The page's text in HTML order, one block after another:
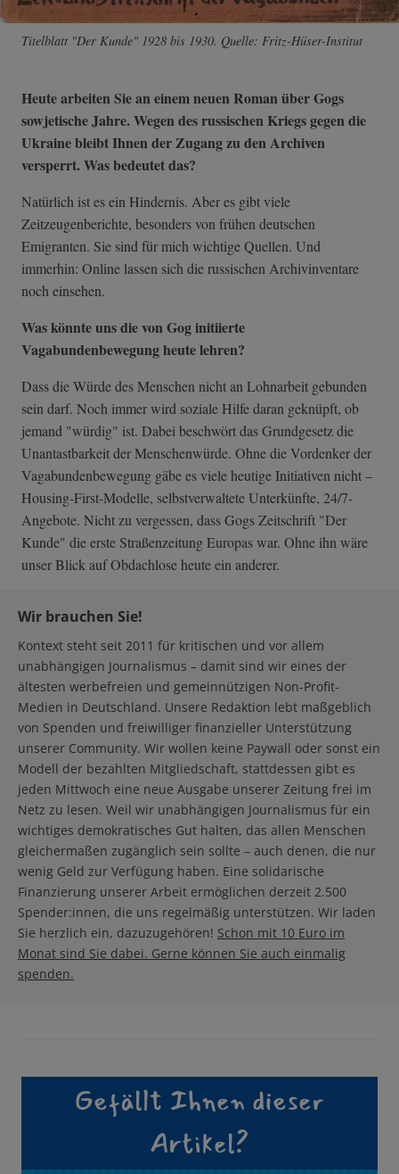
Titelblatt "Der Kunde" 1928 bis 1930. Quelle: Fritz-Hüser-Institut
Heute arbeiten Sie an einem neuen Roman über Gogs
sowjetische Jahre. Wegen des russischen Kriegs gegen die
Ukraine bleibt Ihnen der Zugang zu den Archiven
versperrt. Was bedeutet das?
Natürlich ist es ein Hindernis. Aber es gibt viele
Zeitzeugenberichte, besonders von frühen deutschen
Emigranten. Sie sind für mich wichtige Quellen. Und
immerhin: Online lassen sich die russischen Archivinventare
noch einsehen.
Was könnte uns die von Gog initiierte
Vagabundenbewegung heute lehren?
Dass die Würde des Menschen nicht an Lohnarbeit gebunden
sein darf. Noch immer wird soziale Hilfe daran geknüpft, ob
jemand "würdig" ist. Dabei beschwört das Grundgesetz die
Unantastbarkeit der Menschenwürde. Ohne die Vordenker der
Vagabundenbewegung gäbe es viele heutige Initiativen nicht –
Housing-First-Modelle, selbstverwaltete Unterkünfte, 24/7-
Angebote. Nicht zu vergessen, dass Gogs Zeitschrift "Der
Kunde" die erste Straßenzeitung Europas war. Ohne ihn wäre
unser Blick auf Obdachlose heute ein anderer.
Wir brauchen Sie!
Kontext steht seit 2011 für kritischen und vor allem
unabhängigen Journalismus – damit sind wir eines der
ältesten werbefreien und gemeinnützigen Non-Profit-
Medien in Deutschland. Unsere Redaktion lebt maßgeblich
von Spenden und freiwilliger finanzieller Unterstützung
unserer Community. Wir wollen keine Paywall oder sonst ein
Modell der bezahlten Mitgliedschaft, stattdessen gibt es
jeden Mittwoch eine neue Ausgabe unserer Zeitung frei im
Netz zu lesen. Weil wir unabhängigen Journalismus für ein
wichtiges demokratisches Gut halten, das allen Menschen
gleichermaßen zugänglich sein sollte – auch denen, die nur
wenig Geld zur Verfügung haben. Eine solidarische
Finanzierung unserer Arbeit ermöglichen derzeit 2.500
Spender:innen, die uns regelmäßig unterstützen. Wir laden
Sie herzlich ein, dazuzugehören! Schon mit 10 Euro im
Monat sind Sie dabei. Gerne können Sie auch einmalig
spenden.
Gefällt Ihnen dieser
Artikel?